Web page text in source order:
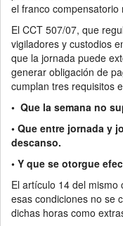
el franco
El CCT 507/07, que
vigiladores y custodios
que la jornada puede
generar obligación de
cumplan tres requisitos
• Que la semana no
• Que entre jornada y
descanso.
• Y que se otorgue
El artículo 14 del
esas condiciones no se
dichas horas como